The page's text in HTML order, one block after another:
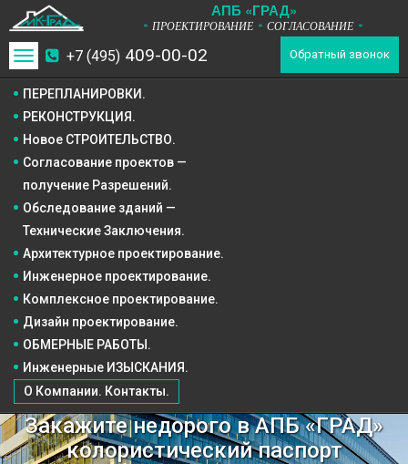
АПБ «ГРАД»
* ПРОЕКТИРОВАНИЕ * СОГЛАСОВАНИЕ *
+7 (495) 409-00-02 Обратный звонок
Toggle
navigation
ПЕРЕПЛАНИРОВКИ.
РЕКОНСТРУКЦИЯ.
Новое СТРОИТЕЛЬСТВО.
ОБМЕРНЫЕ РАБОТЫ.
Инженерные ИЗЫСКАНИЯ.
О Компании. Контакты.
Согласование проектов —
получение Разрешений.
Обследование зданий —
Технические Заключения.
Архитектурное проектирование.
Инженерное проектирование.
Комплексное проектирование.
Дизайн проектирование.
Закажите недорого в АПБ «ГРАД»
колористический паспорт